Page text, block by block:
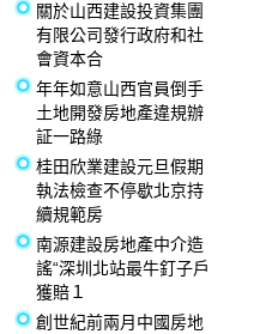
關於山西建設投資集團
有限公司發行政府和社
會資本合
年年如意山西官員倒手
土地開發房地產違規辦
証一路綠
桂田欣業建設元旦假期
執法檢查不停歇北京持
續規範房
南源建設房地產中介造
謠“深圳北站最牛釘子戶
獲賠１
創世紀前兩月中國房地